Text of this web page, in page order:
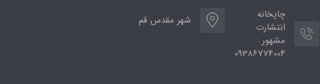
چاپخانه
انتشارت
مشهور
09386774004
شهر مقدس قم